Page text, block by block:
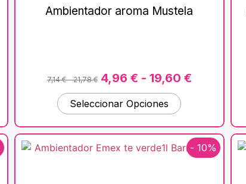
Ambientador aroma Mustela
7,14€ -21,78€ 4,96 € - 19,60 €
Seleccionar Opciones
- 10%